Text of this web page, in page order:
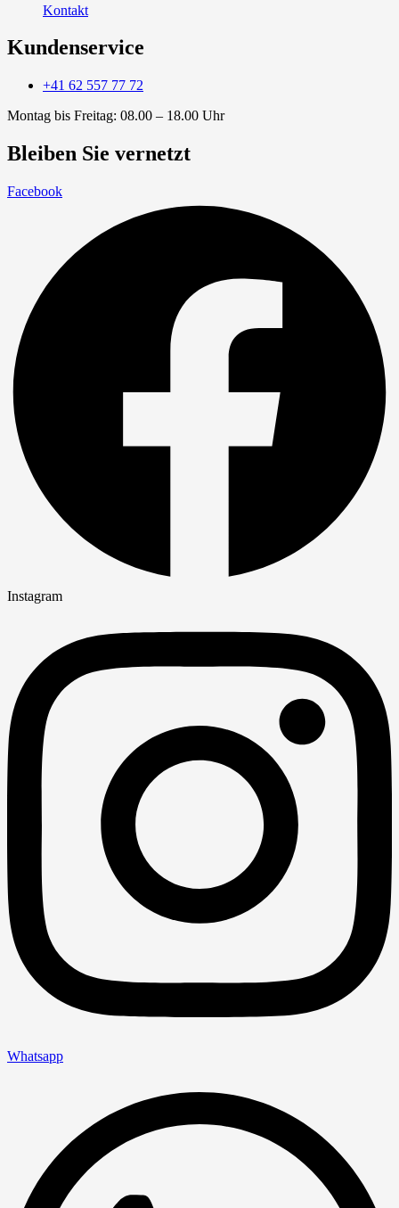
Kontakt
Kundenservice
+41 62 557 77 72
Montag bis Freitag: 08.00 – 18.00 Uhr
Bleiben Sie vernetzt
Facebook
Instagram
Whatsapp